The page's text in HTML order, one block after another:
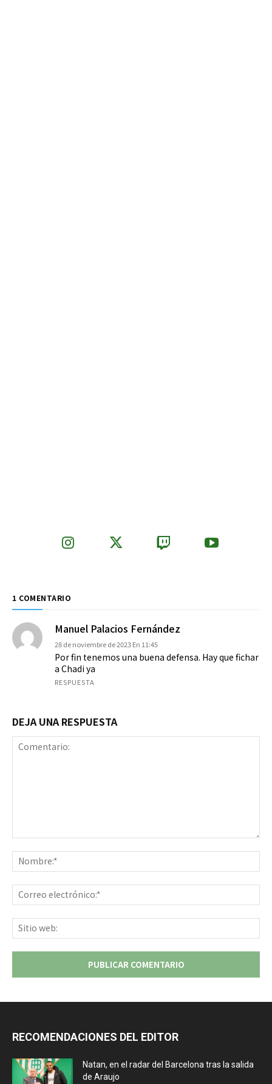
1 COMENTARIO
Manuel Palacios Fernández
28 de noviembre de 2023 En 11:45
Por fin tenemos una buena defensa. Hay que fichar
a Chadi ya
RESPUESTA
DEJA UNA RESPUESTA
RECOMENDACIONES DEL EDITOR
Natan, en el radar del Barcelona tras la salida
de Araujo